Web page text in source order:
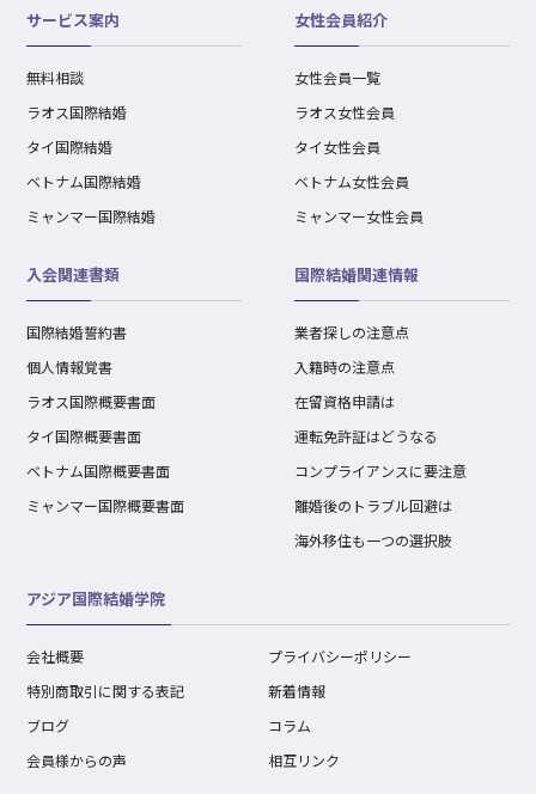
サービス案内
無料相談
ラオス国際結婚
タイ国際結婚
ベトナム国際結婚
ミャンマー国際結婚
女性会員紹介
女性会員一覧
ラオス女性会員
タイ女性会員
ベトナム女性会員
ミャンマー女性会員
入会関連書類
国際結婚誓約書
個人情報覚書
ラオス国際概要書面
タイ国際概要書面
ベトナム国際概要書面
ミャンマー国際概要書面
国際結婚関連情報
業者探しの注意点
入籍時の注意点
在留資格申請は
運転免許証はどうなる
コンプライアンスに要注意
離婚後のトラブル回避は
海外移住も一つの選択肢
アジア国際結婚学院
会社概要
プライバシーポリシー
特別商取引に関する表記
新着情報
ブログ
コラム
会員様からの声
相互リンク